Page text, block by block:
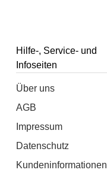
Hilfe-, Service- und
Infoseiten
Über uns
AGB
Impressum
Datenschutz
Kundeninformationen